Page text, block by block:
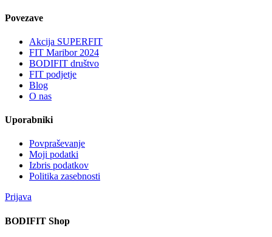
Povezave
Akcija SUPERFIT
FIT Maribor 2024
BODIFIT društvo
FIT podjetje
Blog
O nas
Uporabniki
Povpraševanje
Moji podatki
Izbris podatkov
Politika zasebnosti
Prijava
BODIFIT Shop